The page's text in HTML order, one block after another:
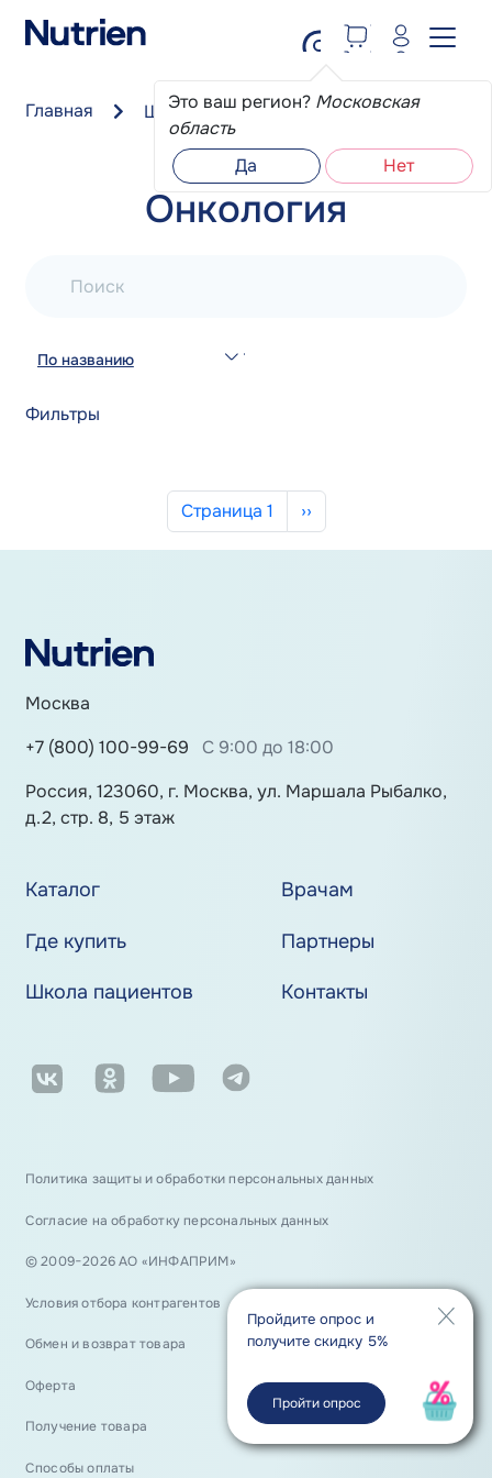
Это ваш регион? Московская
область
Да
Нет
Главная Школа пациента Онкология
Онкология
Поиск
По названию
Фильтры
Нумерация страниц
Страница 1 Следующая страница
››
Пройдите опрос и
получите скидку 5%
Пройти опрос
Москва
+7 (800) 100-99-69
С 9:00 до 18:00
Россия, 123060, г. Москва, ул. Маршала Рыбалко,
д.2, стр. 8, 5 этаж
Каталог
Врачам
Где купить
Партнеры
Школа пациентов
Контакты
Политика защиты и обработки персональных данных
Согласие на обработку персональных данных
© 2009−2026 АО «ИНФАПРИМ»
Условия отбора контрагентов
Обмен и возврат товара
Оферта
Получение товара
Способы оплаты